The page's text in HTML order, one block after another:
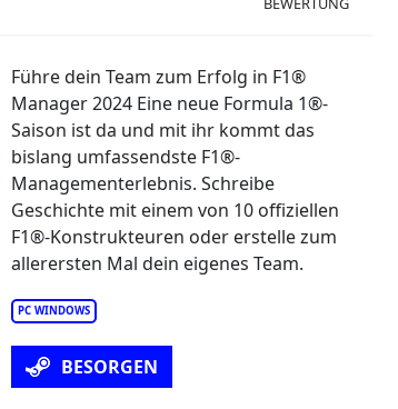
PC WINDOWS
Führe dein Team zum Erfolg in F1®
Manager 2024 Eine neue Formula 1®-
Saison ist da und mit ihr kommt das
bislang umfassendste F1®-
Managementerlebnis. Schreibe
Geschichte mit einem von 10 offiziellen
F1®-Konstrukteuren oder erstelle zum
allerersten Mal dein eigenes Team.
BESORGEN